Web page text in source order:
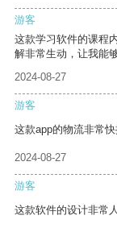
游客
这款学习软件的课程
解非常生动，让我能
2024-08-27
游客
这款app的物流非常
2024-08-27
游客
这款软件的设计非常